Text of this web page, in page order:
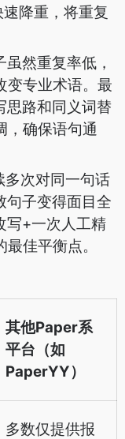
速降重，将重复
虽然重复率低，
变专业术语。最
思路和同义词替
，确保语句通
多次对同一句话
句子变得面目全
写+一次人工精
佳平衡点。
其他Paper系
平台（如
PaperYY）
多数仅提供报